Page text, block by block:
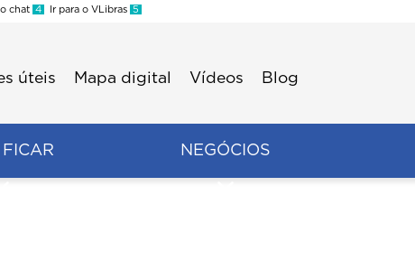
chat 4 Ir para o VLibras 5
úteis Mapa digital Vídeos Blog
NEGÓCIOS